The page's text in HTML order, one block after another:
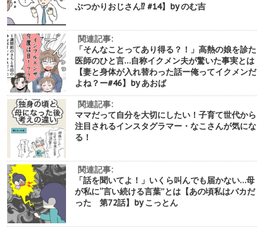
ぶつかりおじさん⁉︎ #14】by のむ吉
関連記事:
「そんなことってあり得る？！」高熱の娘を診た
医師のひと言…自称イクメン夫が驚いた事実とは
【妻と身体が入れ替わった話ー俺ってイクメンだ
よね？ー#46】by あおば
関連記事:
ママだって自分を大切にしたい！子育て世代から
注目されるインスタグラマー・なこさんが気にな
る！
関連記事:
「話を聞いてよ！」いくら叫んでも届かない…母
が私に“言い続ける言葉”とは【あの頃私はバカだ
った 第72話】by こっとん